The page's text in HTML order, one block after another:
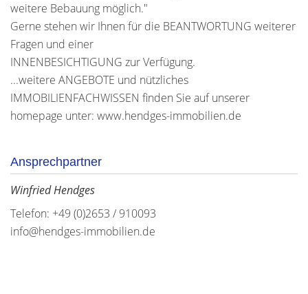
weitere Bebauung möglich."
Gerne stehen wir Ihnen für die BEANTWORTUNG weiterer
Fragen und einer
INNENBESICHTIGUNG zur Verfügung.
...weitere ANGEBOTE und nützliches
IMMOBILIENFACHWISSEN finden Sie auf unserer
homepage unter: www.hendges-immobilien.de
Ansprechpartner
Winfried Hendges
Telefon: +49 (0)2653 / 910093
info@hendges-immobilien.de